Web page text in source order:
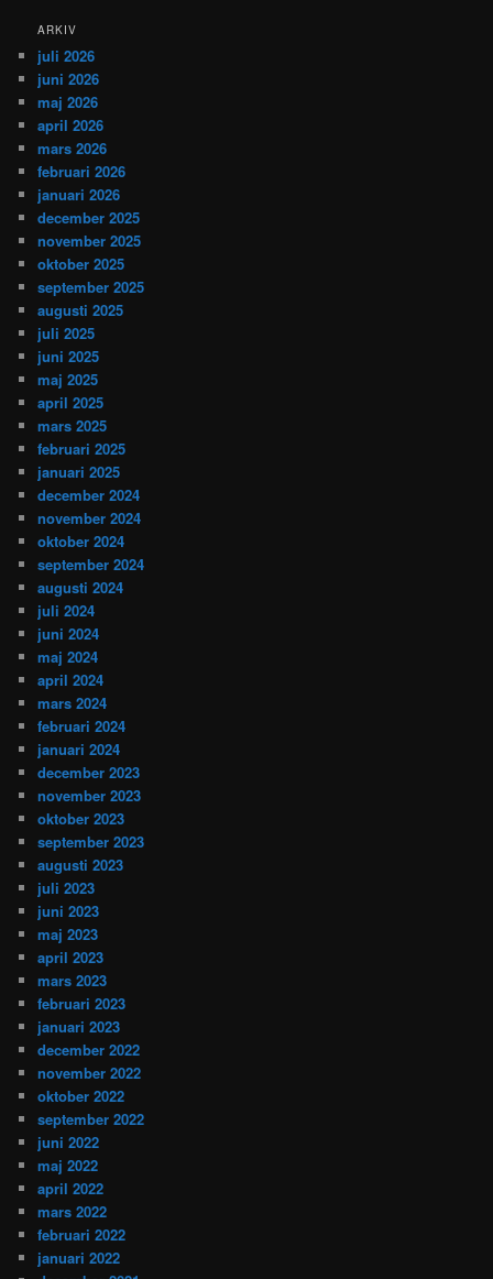
ARKIV
juli 2026
juni 2026
maj 2026
april 2026
mars 2026
februari 2026
januari 2026
december 2025
november 2025
oktober 2025
september 2025
augusti 2025
juli 2025
juni 2025
maj 2025
april 2025
mars 2025
februari 2025
januari 2025
december 2024
november 2024
oktober 2024
september 2024
augusti 2024
juli 2024
juni 2024
maj 2024
april 2024
mars 2024
februari 2024
januari 2024
december 2023
november 2023
oktober 2023
september 2023
augusti 2023
juli 2023
juni 2023
maj 2023
april 2023
mars 2023
februari 2023
januari 2023
december 2022
november 2022
oktober 2022
september 2022
juni 2022
maj 2022
april 2022
mars 2022
februari 2022
januari 2022